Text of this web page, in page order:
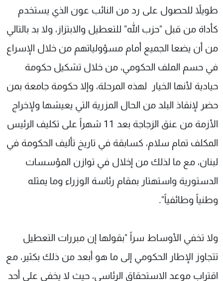
طويلاً للحصول على رد من النائب عون الذي يستخدم
كأداة من قبل "حزب الله" للتعطيل والابتزاز، ولا بد بالتالي
من أن يضعا الجميع أمام مسؤولياتهم من خلال الإسراع
في حسم الملف الحكومي، من خلال تشكيل حكومة
حيادية لأنها الخيار لهذه المرحلة، وإلا حكومة جامعة بمن
حضر لإنقاذ البلد من الحال المزرية التي يعيشها ولإخراج
الأزمة من عنق الزجاجة بعد 11 شهراً على تكليف الرئيس
المكلف تمام سلام، كسابقة في تاريخ تأليف الحكومة في
لبنان، مع ما لذلك من إخلال في توازن المؤسسات
الدستورية واستهتار بمقام رئاسة الوزراء وما يمثله
وطنياً وطائفياً".
ولا تخفي الأوساط سراً "بقولها إن مبررات التعطيل
تتجاوز الإطار الحكومي إلى ما هو أبعد من ذلك بكثير، مع
اقتراب موعد الاستحقاق الرئاسي، حيث لا يخفى على أحد